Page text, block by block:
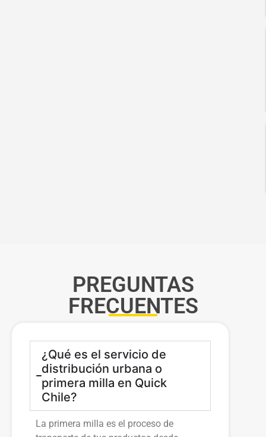
PREGUNTAS
FRECUENTES
¿Qué es el servicio de
distribución urbana o
primera milla en Quick
Chile?
La primera milla es el proceso de